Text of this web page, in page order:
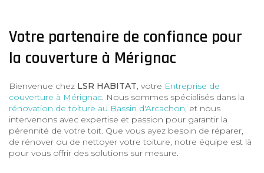
Votre partenaire de confiance pour
la couverture à Mérignac
Bienvenue chez LSR HABITAT, votre Entreprise de
couverture à Mérignac. Nous sommes spécialisés dans la
rénovation de toiture au Bassin d'Arcachon, et nous
intervenons avec expertise et passion pour garantir la
pérennité de votre toit. Que vous ayez besoin de réparer,
de rénover ou de nettoyer votre toiture, notre équipe est là
pour vous offrir des solutions sur mesure.